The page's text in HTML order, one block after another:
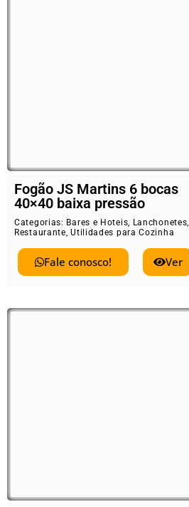
Fogão JS Martins 6 bocas
40×40 baixa pressão
Categorias: Bares e Hoteis, Lanchonetes,
Restaurante,Utilidades para Cozinha
Fale conosco! Ver